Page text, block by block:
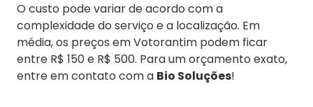
O custo pode variar de acordo com a
complexidade do serviço e a localização. Em
média, os preços em Votorantim podem ficar
entre R$ 150 e R$ 500. Para um orçamento exato,
entre em contato com a Bio Soluções!